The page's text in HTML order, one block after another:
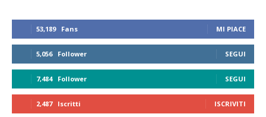
53,189 Fans MI PIACE
5,056 Follower SEGUI
7,484 Follower SEGUI
2,487 Iscritti ISCRIVITI